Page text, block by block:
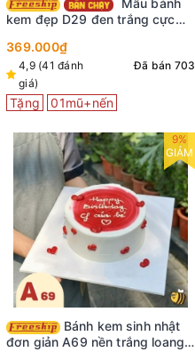
kem đẹp D29 đen trắng cực
369.000₫
4,9 (41 đánh
giá)
Đã bán 703
Tặng 01mũ+nến
9%
GIẢM
Bánh kem sinh nhật
đơn giản A69 nền trắng loang